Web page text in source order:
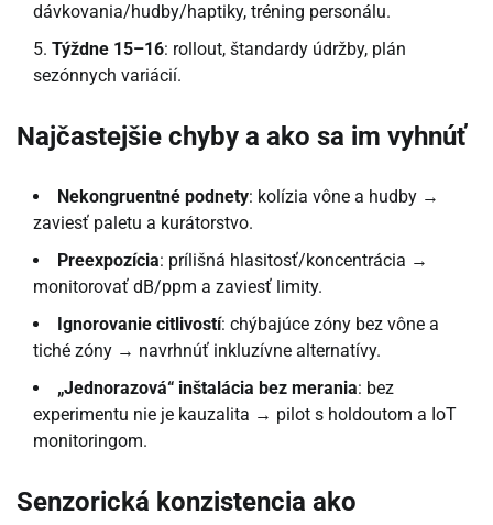
dávkovania/hudby/haptiky, tréning personálu.
Týždne 15–16: rollout, štandardy údržby, plán
sezónnych variácií.
Najčastejšie chyby a ako sa im vyhnúť
Nekongruentné podnety: kolízia vône a hudby →
zaviesť paletu a kurátorstvo.
Preexpozícia: prílišná hlasitosť/koncentrácia →
monitorovať dB/ppm a zaviesť limity.
Ignorovanie citlivostí: chýbajúce zóny bez vône a
tiché zóny → navrhnúť inkluzívne alternatívy.
„Jednorazová“ inštalácia bez merania: bez
experimentu nie je kauzalita → pilot s holdoutom a IoT
monitoringom.
Senzorická konzistencia ako